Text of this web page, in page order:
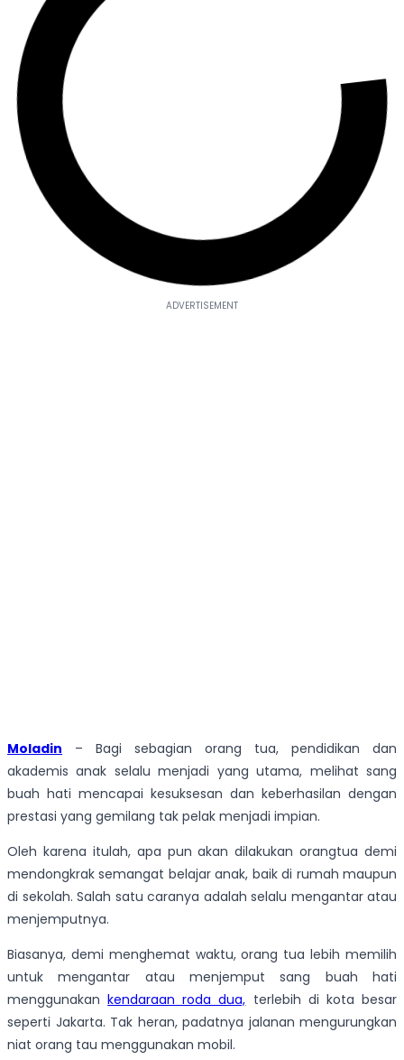
Moladin – Bagi sebagian orang tua, pendidikan dan
akademis anak selalu menjadi yang utama, melihat sang
buah hati mencapai kesuksesan dan keberhasilan dengan
prestasi yang gemilang tak pelak menjadi impian.
Oleh karena itulah, apa pun akan dilakukan orangtua demi
mendongkrak semangat belajar anak, baik di rumah maupun
di sekolah. Salah satu caranya adalah selalu mengantar atau
menjemputnya.
Biasanya, demi menghemat waktu, orang tua lebih memilih
untuk mengantar atau menjemput sang buah hati
menggunakankendaraan roda dua, terlebih di kota besar
seperti Jakarta. Tak heran, padatnya jalanan mengurungkan
niat orang tau menggunakan mobil.